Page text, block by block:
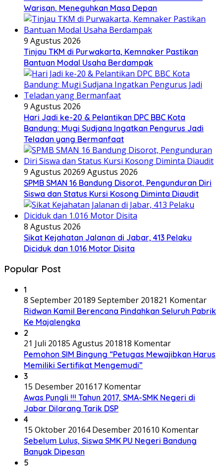
Warisan, Meneguhkan Masa Depan
9 Agustus 2026
Tinjau TKM di Purwakarta, Kemnaker Pastikan
Bantuan Modal Usaha Berdampak
9 Agustus 2026
Hari Jadi ke-20 & Pelantikan DPC BBC Kota
Bandung: Mugi Sudjana Ingatkan Pengurus Jadi
Teladan yang Bermanfaat
9 Agustus 20269 Agustus 2026
SPMB SMAN 16 Bandung Disorot, Pengunduran Diri
Siswa dan Status Kursi Kosong Diminta Diaudit
8 Agustus 2026
Sikat Kejahatan Jalanan di Jabar, 413 Pelaku
Diciduk dan 1.016 Motor Disita
Popular Post
1
8 September 20189 September 201821 Komentar
Ridwan Kamil Berencana Pindahkan Seluruh Pabrik
Ke Majalengka
2
21 Juli 20185 Agustus 201818 Komentar
Pemohon SIM Bingung “Petugas Mewajibkan Harus
Memiliki Sertifikat Mengemudi”
3
15 Desember 201617 Komentar
Awas Pungli !!! Tahun 2017, SMA-SMK Negeri di
Jabar Dilarang Tarik DSP
4
15 Oktober 20164 Desember 201610 Komentar
Sebelum Lulus, Siswa SMK PU Negeri Bandung
Banyak Dipesan
5